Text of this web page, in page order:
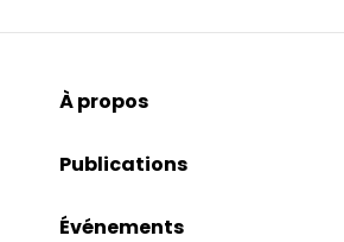
À propos
Publications
Événements